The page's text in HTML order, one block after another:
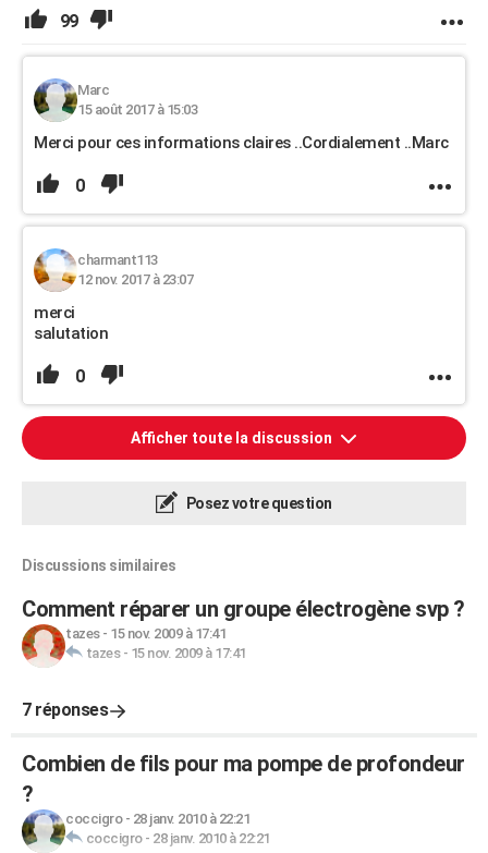
99
Marc
15 août 2017 à 15:03
Merci pour ces informations claires ..Cordialement ..Marc
0
charmant113
12 nov. 2017 à 23:07
merci
salutation
0
Afficher toute la discussion
Posez votre question
Discussions similaires
Comment réparer un groupe électrogène svp ?
tazes- 15 nov. 2009 à 17:41
tazes- 15 nov. 2009 à 17:41
7 réponses
Combien de fils pour ma pompe de profondeur
?
coccigro- 28 janv. 2010 à 22:21
coccigro- 28 janv. 2010 à 22:21